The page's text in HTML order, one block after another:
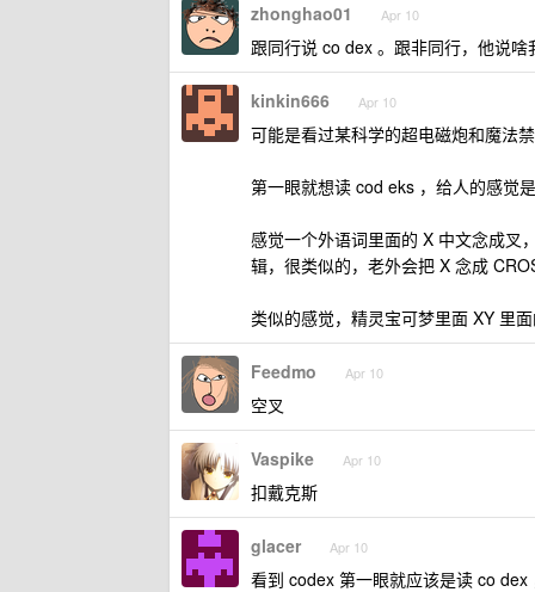
zhonghao01 Apr 10
跟同行说 co dex 。跟非同行，他说啥
kinkin666 Apr 10
可能是看过某科学的超电磁炮和魔法禁
第一眼就想读 cod eks ，给人的感觉
感觉一个外语词里面的 X 中文念成叉
辑，很类似的，老外会把 X 念成
类似的感觉，精灵宝可梦里面 XY 里
Feedmo Apr 10
空叉
Vaspike Apr 10
扣戴克斯
glacer Apr 10
看到 codex 第一眼就应该是读 co